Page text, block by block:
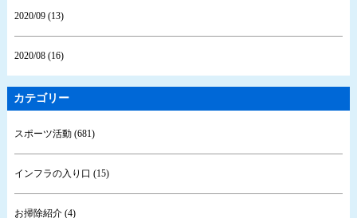
2020/09 (13)
2020/08 (16)
カテゴリー
スポーツ活動 (681)
インフラの入り口 (15)
お掃除紹介 (4)